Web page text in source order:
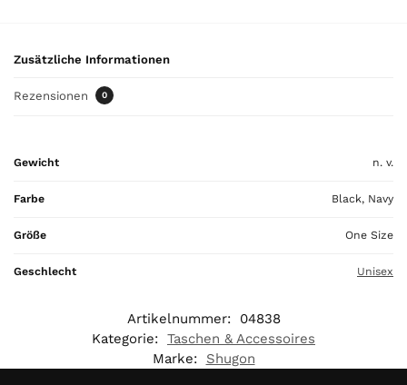
i
0
€
Zusätzliche Informationen
Rezensionen 0
Gewicht n. v.
Farbe Black, Navy
Größe One Size
Geschlecht Unisex
Artikelnummer:
04838
Kategorie: Taschen & Accessoires
Marke:
Shugon